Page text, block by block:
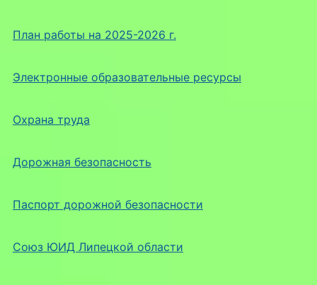
План работы на 2025-2026 г.
Электронные образовательные ресурсы
Охрана труда
Дорожная безопасность
Паспорт дорожной безопасности
Союз ЮИД Липецкой области